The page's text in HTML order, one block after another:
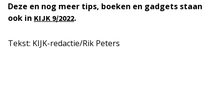
Deze en nog meer tips, boeken en gadgets staan
ook in KIJK 9/2022.
Tekst: KIJK-redactie/Rik Peters